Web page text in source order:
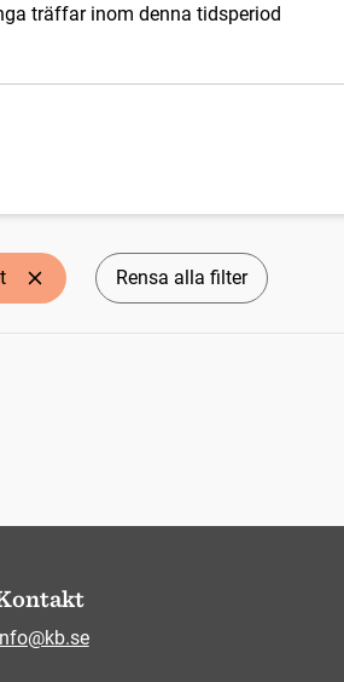
träffar inom denna tidsperiod
Rensa alla filter